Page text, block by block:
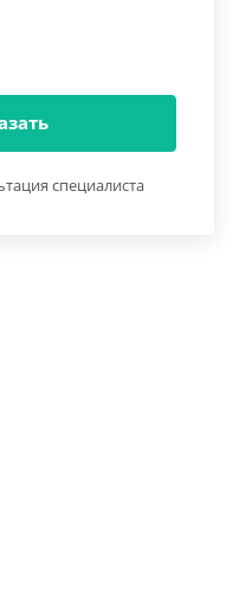
специалиста